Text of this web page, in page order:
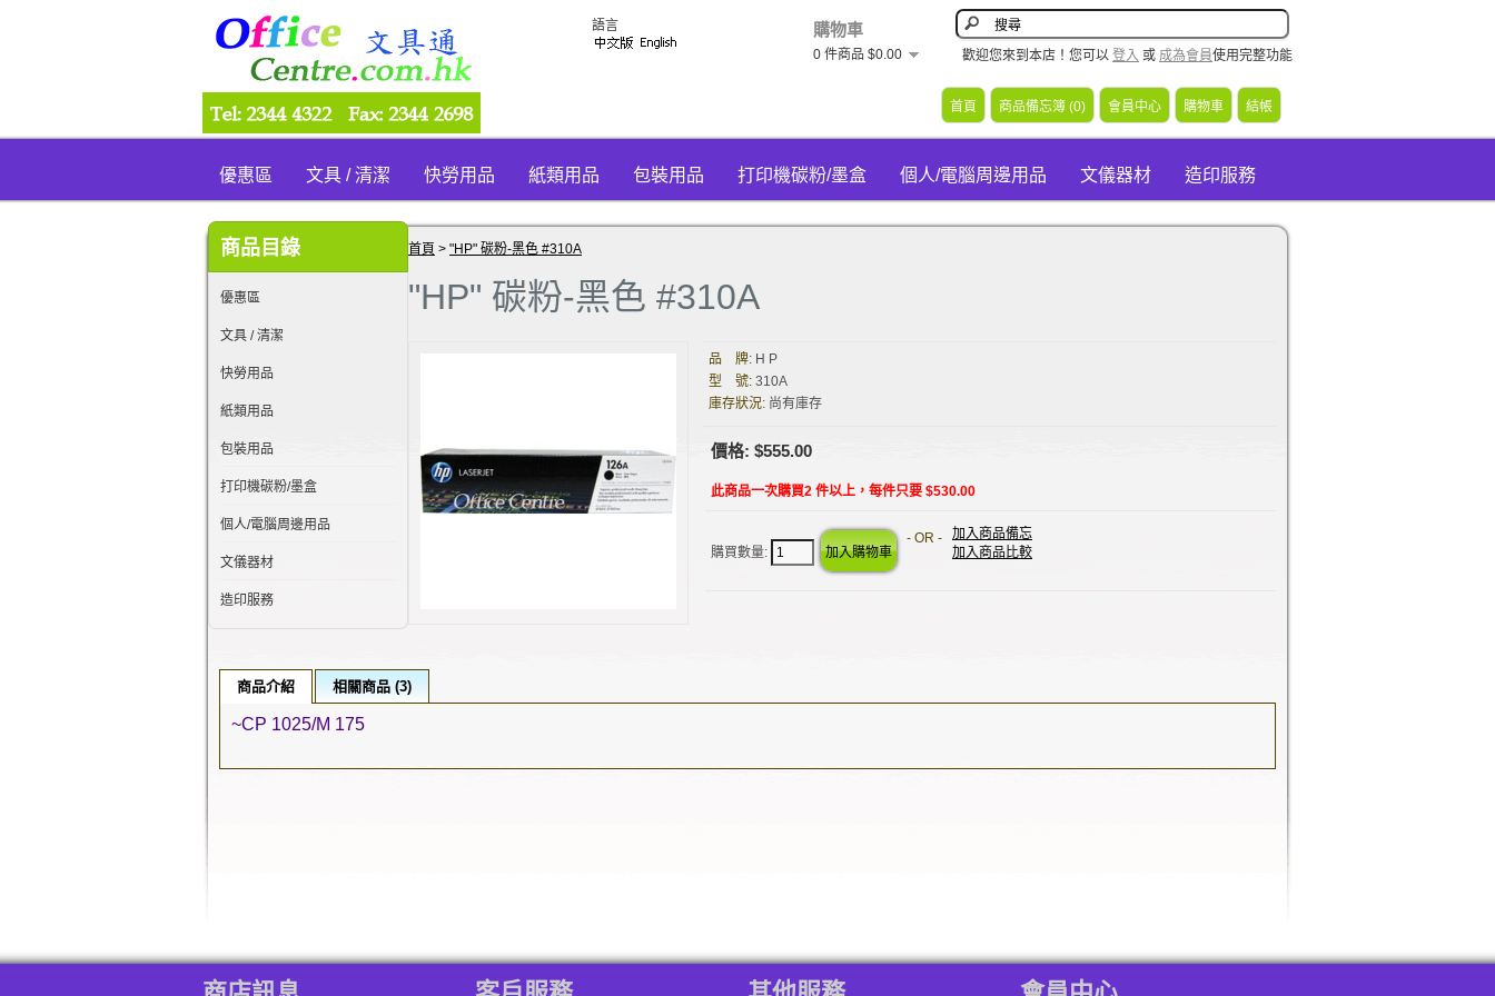
購物車
0 件商品 $0.00
語言
歡迎您來到本店！您可以 登入 或 成為會員使用完整功能
首頁 商品備忘簿 (0) 會員中心 購物車 結帳
優惠區 文具 / 清潔 快勞用品 紙類用品 包裝用品 打印機碳粉/墨盒 個人/電腦周邊用品 文儀器材 造印服務
商品目錄
優惠區
文具 / 清潔
快勞用品
紙類用品
包裝用品
打印機碳粉/墨盒
個人/電腦周邊用品
文儀器材
造印服務
首頁 > "HP" 碳粉-黑色 #310A
"HP" 碳粉-黑色 #310A
品 牌: H P
型 號: 310A
庫存狀況: 尚有庫存
價格: $555.00
此商品一次購買2 件以上，每件只要 $530.00
購買數量:
- OR - 加入商品備忘
加入商品比較
商品介紹 相關商品 (3)
~CP 1025/M 175